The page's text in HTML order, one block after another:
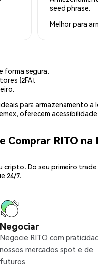
seed phrase.
Melhor para
forma segura.
(2FA).
para armazenamento
oferecem
Comprar RITO na
cripto. Do seu primeiro
24/7.
Negociar
Negocie RITO com
nossos mercados spot e de
futuros